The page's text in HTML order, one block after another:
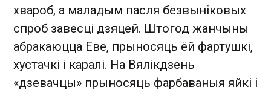
хвароб, а маладым пасля безвыніковых
спроб завесці дзяцей. Штогод жанчыны
абракаюцца Еве, прыносяць ёй фартушкі,
хустачкі і каралі. На Вялікдзень
«дзевачцы» прыносяць фарбаваныя яйкі і